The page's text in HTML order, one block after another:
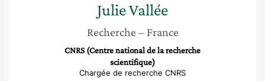
JulieVallée
Recherche – France
CNRS (Centre national de la recherche
scientifique)
Chargée de recherche CNRS